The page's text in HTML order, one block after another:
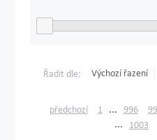
Řadit dle: Výchozí řazení
předchozí 1 ... 996
... 1003